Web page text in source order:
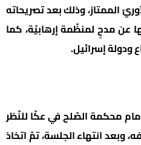
الممتاز، وذلك بعد تصريحاته
عن مدحٍ لمنظّمة إرهابيّة، كما
إسرائيل.
محكمة الصّلح في عكّا للنّظر
انتهاء الجلسة، تمّ اتخاذ